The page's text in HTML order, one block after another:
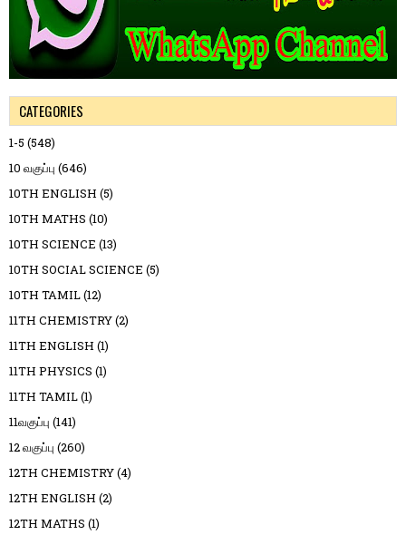
CATEGORIES
1-5 (548)
10 வகுப்பு (646)
10TH ENGLISH (5)
10TH MATHS (10)
10TH SCIENCE (13)
10TH SOCIAL SCIENCE (5)
10TH TAMIL(12)
11TH CHEMISTRY(2)
11TH ENGLISH (1)
11TH PHYSICS (1)
11TH TAMIL(1)
11வகுப்பு (141)
12 வகுப்பு (260)
12TH CHEMISTRY(4)
12TH ENGLISH (2)
12TH MATHS (1)